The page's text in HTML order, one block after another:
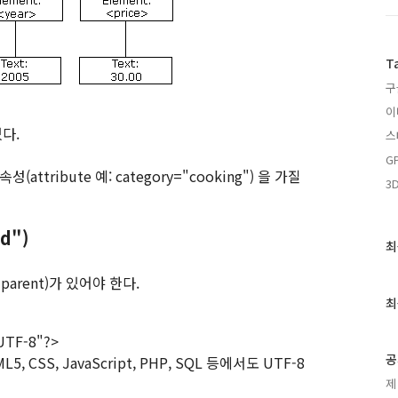
.
성(attribute 예: category="cooking") 을 가질
가 있어야 한다.
8"?>
CSS, JavaScript, PHP, SQL 등에서도 UTF-8
최
과
글